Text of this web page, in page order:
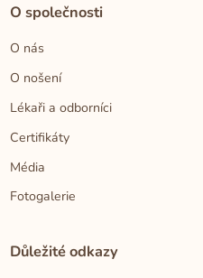
O společnosti
O nás
O nošení
Lékaři a odborníci
Certifikáty
Média
Fotogalerie
Důležité odkazy